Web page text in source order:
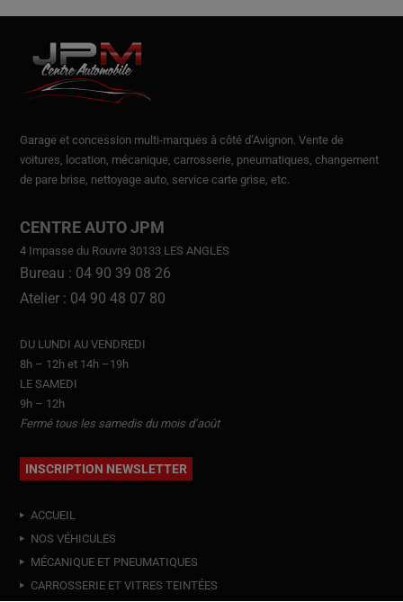
Garage et concession multi-marques à côté d’Avignon. Vente de
voitures, location, mécanique, carrosserie, pneumatiques, changement
de pare brise, nettoyage auto, service carte grise, etc.
CENTRE AUTO JPM
4 Impasse du Rouvre 30133 LES ANGLES
Bureau : 04 90 39 08 26
Atelier : 04 90 48 07 80
DU LUNDI AU VENDREDI
8h – 12h et 14h –19h
LE SAMEDI
9h – 12h
Fermé tous les samedis du mois d’août
INSCRIPTION NEWSLETTER
ACCUEIL
NOS VÉHICULES
MÉCANIQUE ET PNEUMATIQUES
CARROSSERIE ET VITRES TEINTÉES